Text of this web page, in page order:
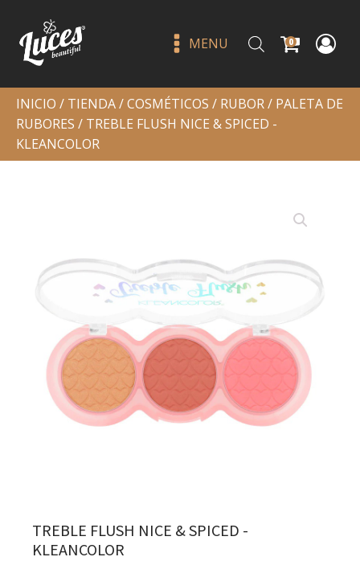
MENU 0
INICIO / TIENDA/COSMÉTICOS / RUBOR/ PALETA DE
RUBORES / TREBLE FLUSH NICE & SPICED -
KLEANCOLOR
TREBLE FLUSH NICE & SPICED -
KLEANCOLOR
master book - jlash
Q450.00